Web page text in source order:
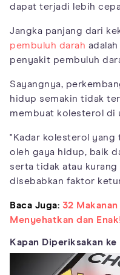
dapat terjadi lebih
Jangka panjang dari
pembuluh darah
penyakit pembuluh
Sayangnya,
hidup semakin tidak
membuat kolesterol di
"Kadar kolesterol yang
oleh gaya hidup, baik
serta tidak atau
disebabkan faktor
Baca Juga: 32
Menyehatkan dan
Kapan Diperiksakan